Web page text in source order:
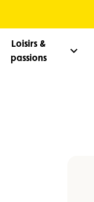
Loisirs &
passions